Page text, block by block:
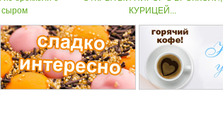
сыром
КУРИЦЕЙ...